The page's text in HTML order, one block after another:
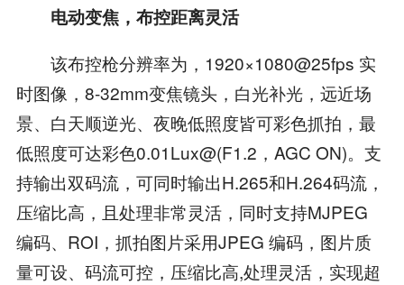
电动变焦，布控距离灵活
该布控枪分辨率为，1920×1080@25fps 实
时图像，8-32mm变焦镜头，白光补光，远近场
景、白天顺逆光、夜晚低照度皆可彩色抓拍，最
低照度可达彩色0.01Lux@(F1.2，AGC ON)。支
持输出双码流，可同时输出H.265和H.264码流，
压缩比高，且处理非常灵活，同时支持MJPEG
编码、ROI，抓拍图片采用JPEG 编码，图片质
量可设、码流可控，压缩比高,处理灵活，实现超